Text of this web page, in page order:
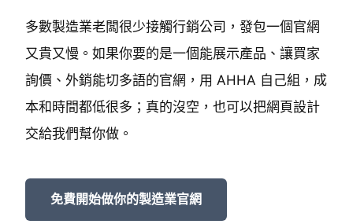
多數製造業老闆很少接觸行銷公司，發包一個官網
又貴又慢。如果你要的是一個能展示產品、讓買家
詢價、外銷能切多語的官網，用 AHHA 自己組，成
本和時間都低很多；真的沒空，也可以把網頁設計
交給我們幫你做。
免費開始做你的製造業官網